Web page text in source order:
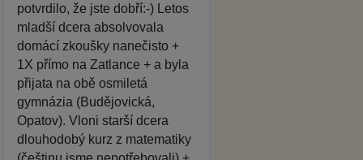
potvrdilo, že jste dobří:-) Letos
mladší dcera absolvovala
domácí zkoušky nanečisto +
1X přímo na Zatlance + a byla
přijata na obě osmiletá
gymnázia (Budějovická,
Opatov). Vloni starší dcera
dlouhodobý kurz z matematiky